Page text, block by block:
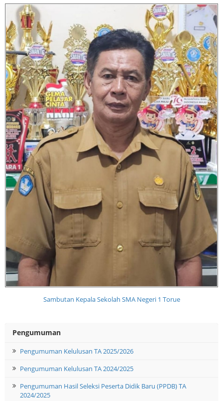
Sambutan Kepala Sekolah SMA Negeri 1 Torue
Pengumuman
Pengumuman Kelulusan TA 2025/2026
Pengumuman Kelulusan TA 2024/2025
Pengumuman Hasil Seleksi Peserta Didik Baru (PPDB) TA
2024/2025